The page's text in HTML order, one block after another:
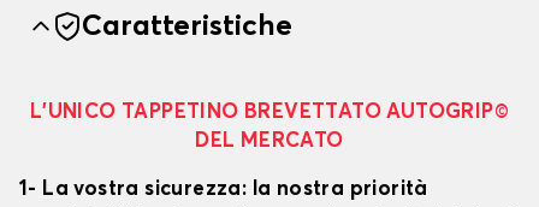
Caratteristiche
L’UNICO TAPPETINO BREVETTATO AUTOGRIP©
DEL MERCATO
1- La vostra sicurezza: la nostra priorità